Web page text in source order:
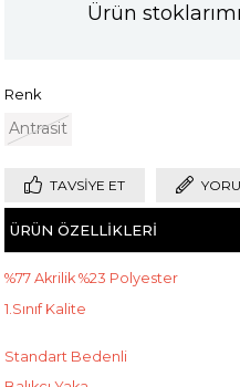
Ürün
Renk
Antrasit
TAVSIYE ET
ÜRÜN ÖZELLIKLERI
%77 Akrilik %23 Polyester
1.Sınıf Kalite
Standart Bedenli